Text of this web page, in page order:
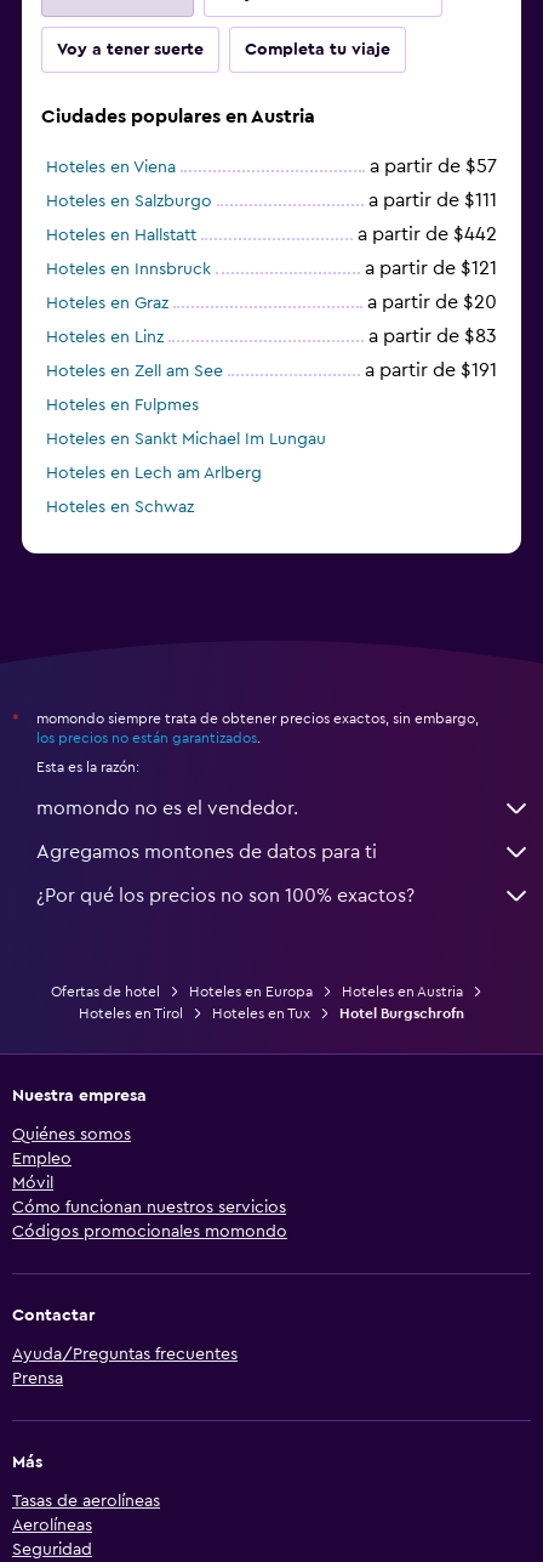
Voy a tener suerte Completa tu viaje
Ciudades populares en Austria
Hoteles en Viena a partir de $57
Hoteles en Salzburgo a partir de $111
Hoteles en Hallstatt a partir de $442
Hoteles en Innsbruck a partir de $121
Hoteles en Graz a partir de $20
Hoteles en Linz a partir de $83
Hoteles en Zell am See a partir de $191
Hoteles en Fulpmes
Hoteles en Sankt Michael Im Lungau
Hoteles en Lech am Arlberg
Hoteles en Schwaz
*
momondo siempre trata de obtener precios exactos, sin embargo,
los precios no están garantizados
Esta es la razón:
momondo no es el vendedor.
Agregamos montones de datos para ti
¿Por qué los precios no son 100% exactos?
Ofertas de hotel Hoteles en Europa
Hoteles en Austria
Hoteles en Tirol
Hoteles en Tux Hotel Burgschrofn
Nuestra empresa
Quiénes somos
Empleo
Móvil
Cómo funcionan nuestros servicios
Códigos promocionales momondo
Contactar
Ayuda/Preguntas frecuentes
Prensa
Más
Tasas de aerolíneas
Aerolíneas
Seguridad